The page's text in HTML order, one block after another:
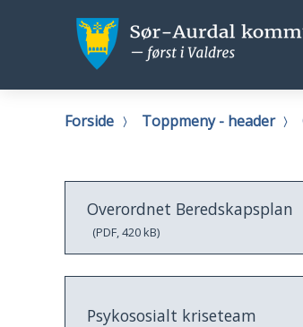
Sør-
Aurdal
kommune
Du
Forside Toppmeny - header
Overordnet Beredskapsplan
(PDF, 420 kB)
Psykososialt kriseteam